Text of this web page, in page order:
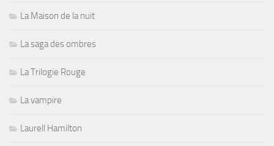
La Maison de la nuit
La saga des ombres
La Trilogie Rouge
La vampire
Laurell Hamilton